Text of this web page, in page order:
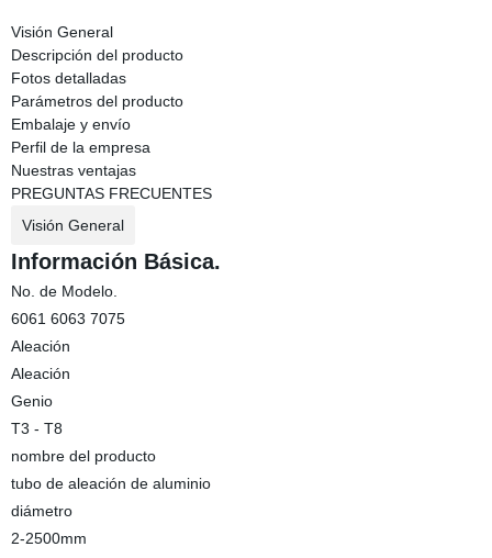
Visión General
Descripción del producto
Fotos detalladas
Parámetros del producto
Embalaje y envío
Perfil de la empresa
Nuestras ventajas
PREGUNTAS FRECUENTES
Visión General
Información Básica.
No. de Modelo.
6061 6063 7075
Aleación
Aleación
Genio
T3 - T8
nombre del producto
tubo de aleación de aluminio
diámetro
2-2500mm